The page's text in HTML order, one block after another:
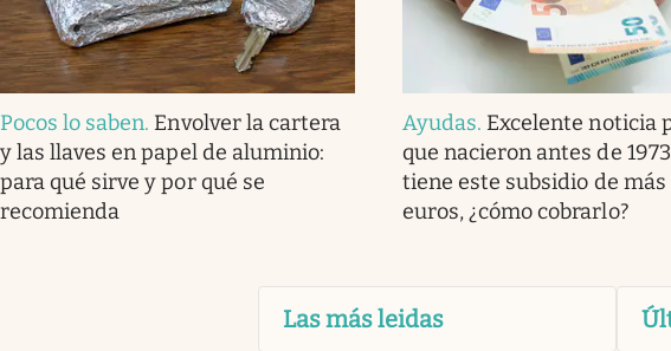
Pocos lo saben. Envolver la cartera
y las llaves en papel de aluminio:
para qué sirve y por qué se
recomienda
Ayudas. Excelente noticia
que nacieron antes de
tiene este subsidio de
euros, ¿cómo cobrarlo?
Las más leidas